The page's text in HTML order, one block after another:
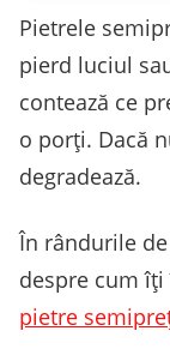
Pietrele
pierd luciul
contează ce
o porți. Dacă
degradează.
În rândurile
despre cum
pietre